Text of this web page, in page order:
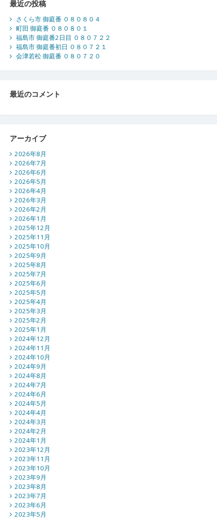
最近の投稿
さくら市 御庭番 ０８０８０４
町田 御庭番 ０８０８０１
福島市 御庭番2日目 ０８０７２２
福島市 御庭番初日 ０８０７２１
会津若松 御庭番 ０８０７２０
最近のコメント
アーカイブ
2026年8月
2026年7月
2026年6月
2026年5月
2026年4月
2026年3月
2026年2月
2026年1月
2025年12月
2025年11月
2025年10月
2025年9月
2025年8月
2025年7月
2025年6月
2025年5月
2025年4月
2025年3月
2025年2月
2025年1月
2024年12月
2024年11月
2024年10月
2024年9月
2024年8月
2024年7月
2024年6月
2024年5月
2024年4月
2024年3月
2024年2月
2024年1月
2023年12月
2023年11月
2023年10月
2023年9月
2023年8月
2023年7月
2023年6月
2023年5月